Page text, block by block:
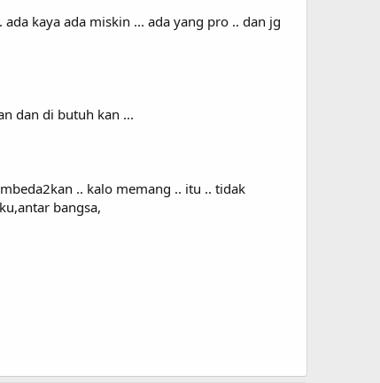
kaya ada miskin ... ada yang pro .. dan jg
dan di butuh kan ...
.. kalo memang .. itu .. tidak
bangsa,